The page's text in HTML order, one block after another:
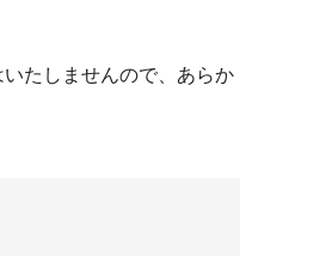
たしませんので、あらか